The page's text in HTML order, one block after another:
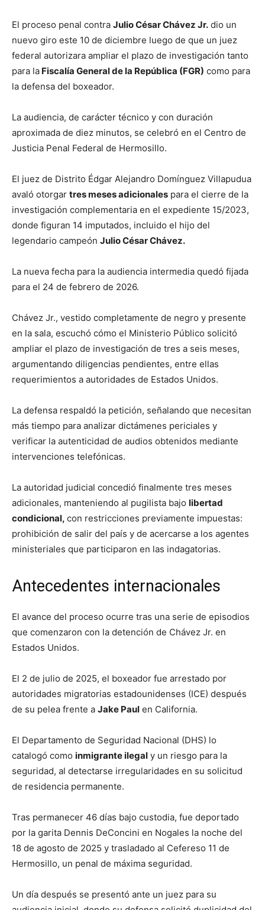
El proceso penal contra Julio César Chávez Jr. dio un
nuevo giro este 10 de diciembre luego de que un juez
federal autorizara ampliar el plazo de investigación tanto
para la Fiscalía General de la República (FGR) como para
la defensa del boxeador.
La audiencia, de carácter técnico y con duración
aproximada de diez minutos, se celebró en el Centro de
Justicia Penal Federal de Hermosillo.
El juez de Distrito Édgar Alejandro Domínguez Villapudua
avaló otorgar tres meses adicionales para el cierre de la
investigación complementaria en el expediente 15/2023,
donde figuran 14 imputados, incluido el hijo del
legendario campeón Julio César Chávez.
La nueva fecha para la audiencia intermedia quedó fijada
para el 24 de febrero de 2026.
Chávez Jr., vestido completamente de negro y presente
en la sala, escuchó cómo el Ministerio Público solicitó
ampliar el plazo de investigación de tres a seis meses,
argumentando diligencias pendientes, entre ellas
requerimientos a autoridades de Estados Unidos.
La defensa respaldó la petición, señalando que necesitan
más tiempo para analizar dictámenes periciales y
verificar la autenticidad de audios obtenidos mediante
intervenciones telefónicas.
La autoridad judicial concedió finalmente tres meses
adicionales, manteniendo al pugilista bajo libertad
condicional, con restricciones previamente impuestas:
prohibición de salir del país y de acercarse a los agentes
ministeriales que participaron en las indagatorias.
Antecedentes internacionales
El avance del proceso ocurre tras una serie de episodios
que comenzaron con la detención de Chávez Jr. en
Estados Unidos.
El 2 de julio de 2025, el boxeador fue arrestado por
autoridades migratorias estadounidenses (ICE) después
de su pelea frente a Jake Paul en California.
El Departamento de Seguridad Nacional (DHS) lo
catalogó como inmigrante ilegal y un riesgo para la
seguridad, al detectarse irregularidades en su solicitud
de residencia permanente.
Tras permanecer 46 días bajo custodia, fue deportado
por la garita Dennis DeConcini en Nogales la noche del
18 de agosto de 2025 y trasladado al Cefereso 11 de
Hermosillo, un penal de máxima seguridad.
Un día después se presentó ante un juez para su